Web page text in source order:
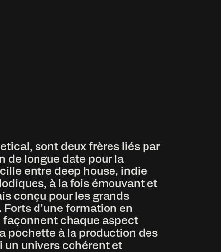
sont deux frères liés par
de longue date pour la
entre deep house, indie
à la fois émouvant et
conçu pour les grands
d’une formation en
façonnent chaque aspect
pochette à la production des
un univers cohérent et